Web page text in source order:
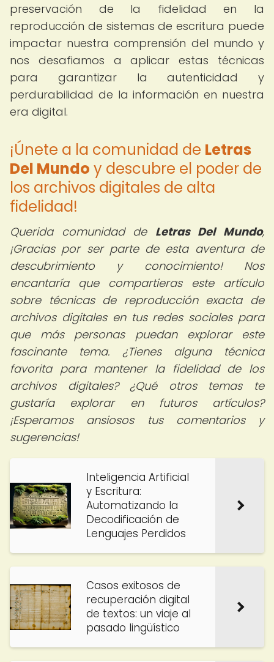
preservación de la fidelidad en la
reproducción de sistemas de escritura puede
impactar nuestra comprensión del mundo y
nos desafiamos a aplicar estas técnicas
para garantizar la autenticidad y
perdurabilidad de la información en nuestra
era digital.
¡Únete a la comunidad de Letras
Del Mundo y descubre el poder de
los archivos digitales de alta
fidelidad!
Querida comunidad de Letras Del Mundo,
¡Gracias por ser parte de esta aventura de
descubrimiento y conocimiento! Nos
encantaría que compartieras este artículo
sobre técnicas de reproducción exacta de
archivos digitales en tus redes sociales para
que más personas puedan explorar este
fascinante tema. ¿Tienes alguna técnica
favorita para mantener la fidelidad de los
archivos digitales? ¿Qué otros temas te
gustaría explorar en futuros artículos?
¡Esperamos ansiosos tus comentarios y
sugerencias!
Inteligencia Artificial
y Escritura:
Automatizando la
Decodificación de
Lenguajes Perdidos
Casos exitosos de
recuperación digital
de textos: un viaje al
pasado lingüístico